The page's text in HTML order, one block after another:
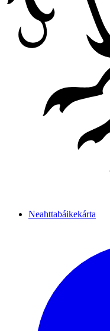
Neahttabáikekárta